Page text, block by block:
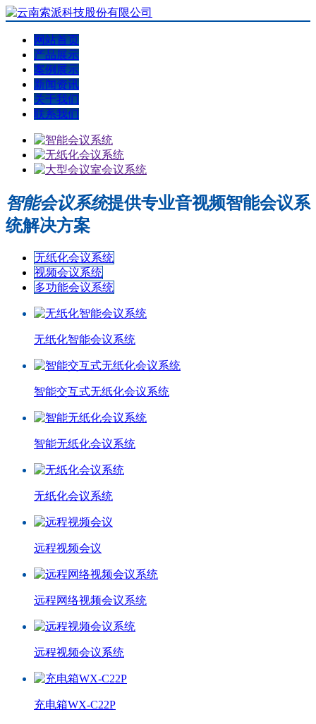
网站首页
产品展示
案例展示
新闻资讯
关于我们
联系我们
智能会议系统提供专业音视频智能会议系
统解决方案
无纸化会议系统
视频会议系统
多功能会议系统
无纸化智能会议系统
智能交互式无纸化会议系统
智能无纸化会议系统
无纸化会议系统
远程视频会议
远程网络视频会议系统
远程视频会议系统
充电箱WX-C22P